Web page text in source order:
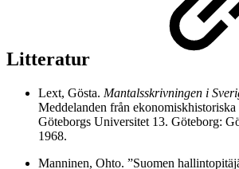
Litteratur
Lext, Gösta. Mantalsskrivningen i
Meddelanden från
Göteborgs Universitet 13. Göteborg:
1968.
Manninen, Ohto. ”Suomen